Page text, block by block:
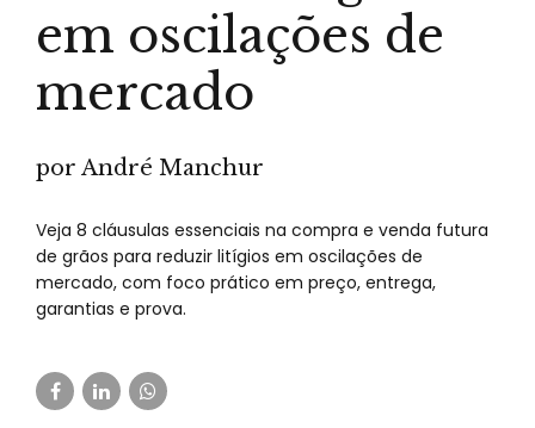
em oscilações de
mercado
por André Manchur
Veja 8 cláusulas essenciais na compra e venda futura
de grãos para reduzir litígios em oscilações de
mercado, com foco prático em preço, entrega,
garantias e prova.